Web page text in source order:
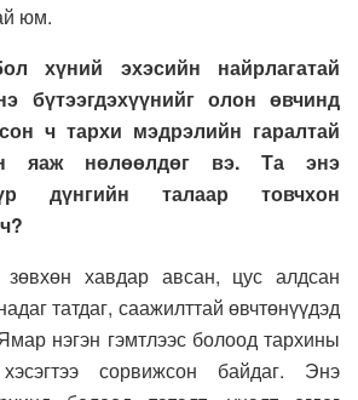
юм.
хүний эхэсийн найрлагатай
бүтээгдэхүүнийг олон өвчинд
ч тархи мэдрэлийн гаралтай
яаж нөлөөлдөг вэ. Та энэ
дүнгийн талаар товчхон
зөвхөн хавдар авсан, цус алдсан
татдаг, саажилттай өвчтөнүүдэд
нэгэн гэмтлээс болоод тархины
сорвижсон байдаг. Энэ